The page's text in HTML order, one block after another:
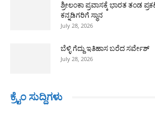
ಶ್ರೀಲಂಕಾ ಪ್ರವಾಸಕ್ಕೆ ಭಾರತ ತಂಡ
ಕನ್ನಡಿಗರಿಗೆ ಸ್ಥಾನ
July 28, 2026
ಬೆಳ್ಳಿ ಗೆದ್ದು ಇತಿಹಾಸ ಬರೆದ ಸರ್ವೇಶ್
July 28, 2026
ಕ್ರೈಂ ಸುದ್ದಿಗಳು